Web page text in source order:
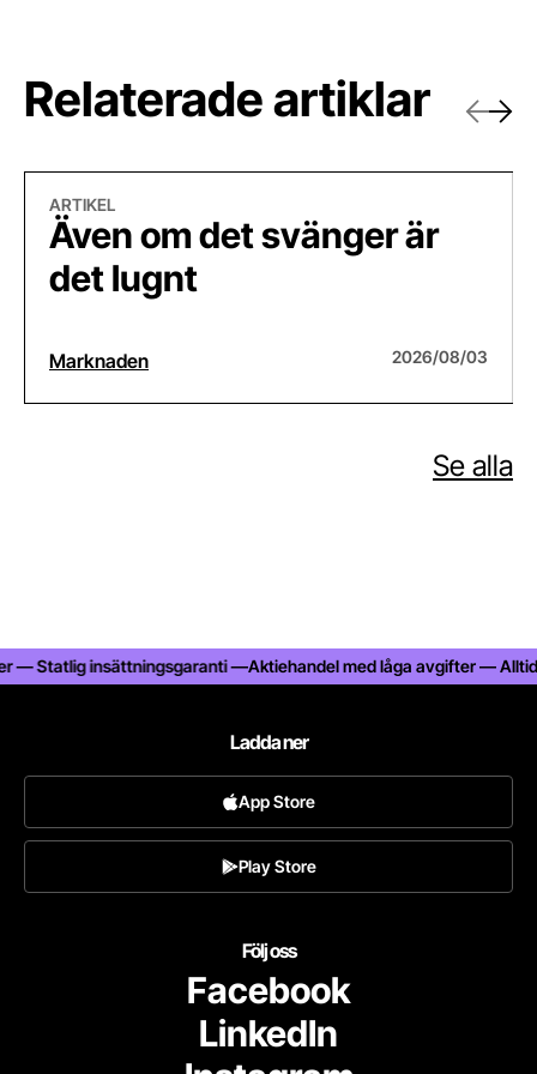
Relaterade artiklar
ARTIKEL
Även om det svänger är
det lugnt
Marknaden 2026/08/03
Se alla
Statlig insättningsgaranti —Aktiehandel med låga avgifter — Alltid
Ladda ner
App Store
Play Store
Följ oss
Facebook
LinkedIn